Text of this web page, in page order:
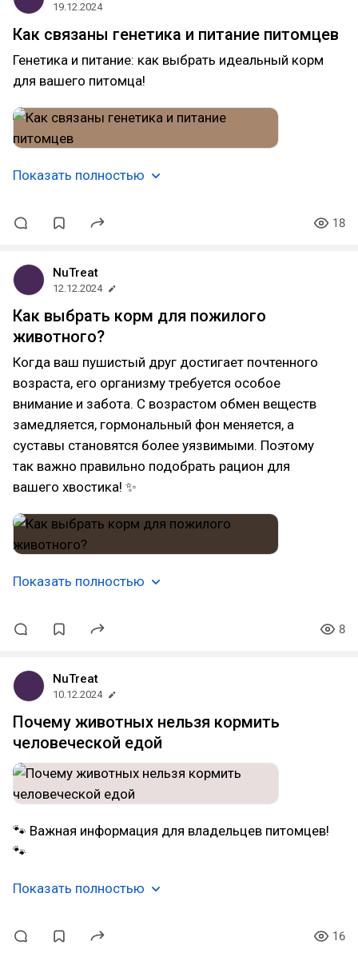
19.12.2024
Как связаны генетика и питание питомцев
Генетика и питание: как выбрать идеальный корм
для вашего питомца!
Показать полностью
18
NuTreat
12.12.2024
Как выбрать корм для пожилого
животного?
Когда ваш пушистый друг достигает почтенного
возраста, его организму требуется особое
внимание и забота. С возрастом обмен веществ
замедляется, гормональный фон меняется, а
суставы становятся более уязвимыми. Поэтому
так важно правильно подобрать рацион для
вашего хвостика! ✨
Показать полностью
8
NuTreat
10.12.2024
Почему животных нельзя кормить
человеческой едой
🐾 Важная информация для владельцев питомцев!
🐾
Показать полностью
16